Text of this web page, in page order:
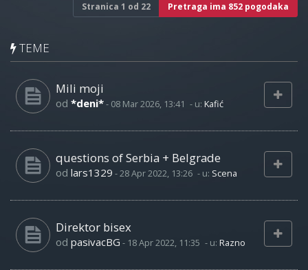
Stranica 1 od 22 Pretraga ima 852 pogodaka
TEME
Mili moji
od *deni*- 08 Mar 2026, 13:41 - u: Kafić
questions of Serbia + Belgrade
od lars1329 -28 Apr 2022, 13:26 - u: Scena
Direktor bisex
od pasivacBG - 18 Apr 2022, 11:35 - u: Razno